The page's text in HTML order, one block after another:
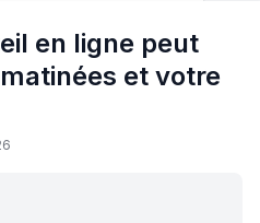
en ligne peut
et votre